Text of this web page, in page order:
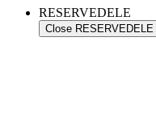
RESERVEDELE
Close RESERVEDELE